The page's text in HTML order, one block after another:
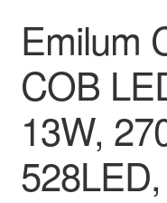
Emilum
COB
13W,